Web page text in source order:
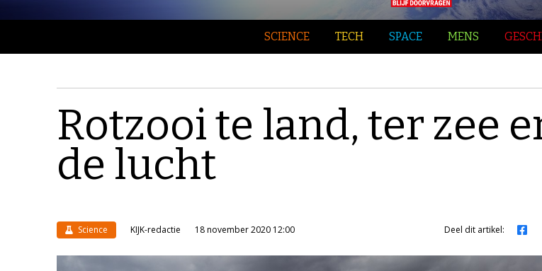
SCIENCE TECH SPACE MENS
Rotzooi te land, ter zee
de lucht
Science KIJK-redactie 18 november 2020 12:00 Deel dit artikel: